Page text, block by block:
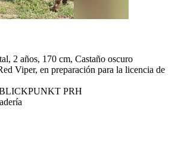
2 años, 170 cm, Castaño oscuro
Viper, en preparación para la licencia de
PRH